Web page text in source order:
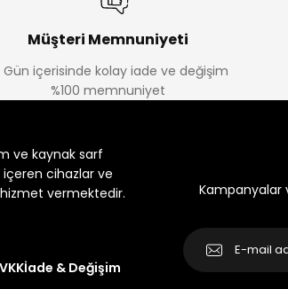
Müşteri Memnuniyeti
Gün içerisinde kolay iade ve değişim
%100 memnuniyet
ve kaynak sarf
cihazlar ve
vermektedir.
İade & Değişim
Kampanyalar